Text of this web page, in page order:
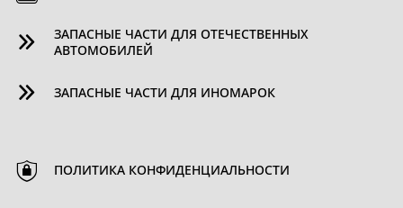
ЗАПАСНЫЕ ЧАСТИ ДЛЯ ОТЕЧЕСТВЕННЫХ
АВТОМОБИЛЕЙ
ЗАПАСНЫЕ ЧАСТИ ДЛЯ ИНОМАРОК
ПОЛИТИКА КОНФИДЕНЦИАЛЬНОСТИ